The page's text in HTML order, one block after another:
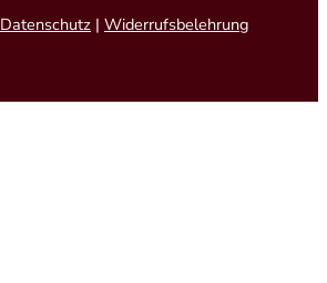
Datenschutz | Widerrufsbelehrung